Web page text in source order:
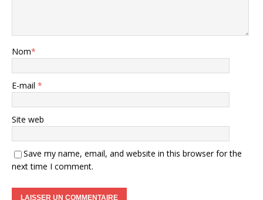
Nom*
E-mail *
Site web
Save my name, email, and website in this browser for the
next time I comment.